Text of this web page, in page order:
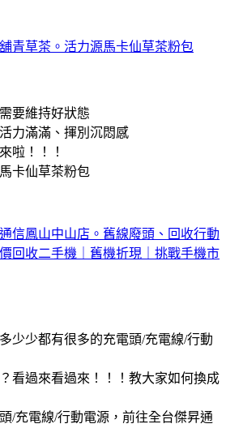
青草茶。活力源馬卡仙草茶粉包
要維持好狀態
力滿滿、揮別沉悶感
啦！！！
卡仙草茶粉包
信鳳山中山店。舊線廢頭、回收行動
回收二手機｜舊機折現｜挑戰手機市
少少都有很多的充電頭/充電線/行動
看過來看過來！！！教大家如何換成
/充電線/行動電源，前往全台傑昇通